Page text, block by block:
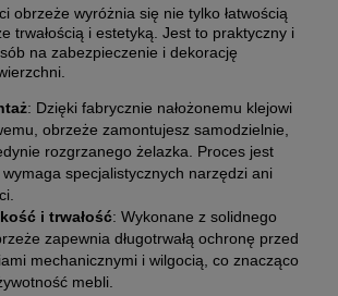
obrzeże wyróżnia się nie tylko łatwością
trwałością i estetyką. Jest to praktyczny i
na zabezpieczenie i dekorację
: Dzięki fabrycznie nałożonemu klejowi
obrzeże zamontujesz samodzielnie,
rozgrzanego żelazka. Proces jest
specjalistycznych narzędzi ani
i trwałość: Wykonane z solidnego
zapewnia długotrwałą ochronę przed
mechanicznymi i wilgocią, co znacząco
mebli.